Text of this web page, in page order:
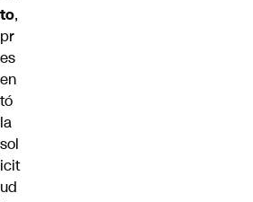
to,
pr
es
en
tó
la
sol
icit
ud